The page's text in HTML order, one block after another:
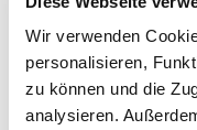
Wir verwenden
personalisieren,
zu können und die
analysieren.